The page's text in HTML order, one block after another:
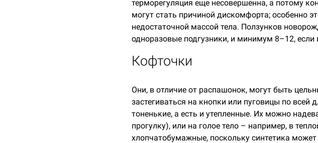
терморегуляция еще несовершенна, а потому
могут стать причиной дискомфорта; особенно
недостаточной массой тела. Ползунков
одноразовые подгузники, и минимум 8–12,
Кофточки
Они, в отличие от распашонок, могут быть
застегиваться на кнопки или пуговицы по
тоненькие, а есть и утепленные. Их можно
прогулку), или на голое тело – например, в
хлопчатобумажные, поскольку синтетика